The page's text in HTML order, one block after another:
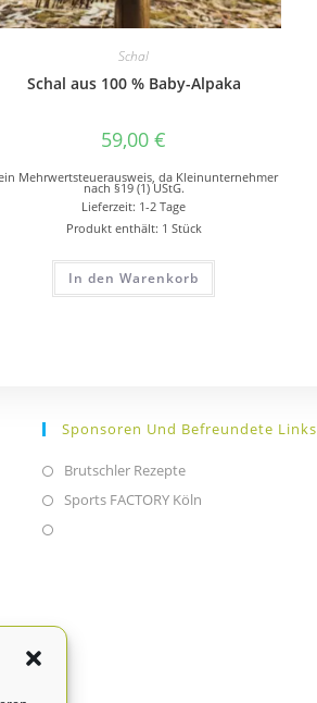
Schal
Schal aus 100 % Baby-Alpaka
59,00€
Mehrwertsteuerausweis, da Kleinunternehmer
nach §19 (1) UStG.
Lieferzeit: 1-2 Tage
Produkt enthält: 1 Stück
In den Warenkorb
Sponsoren Und Befreundete Links
Brutschler RezepteOpens
in
Sports FACTORY KölnOpens
tab